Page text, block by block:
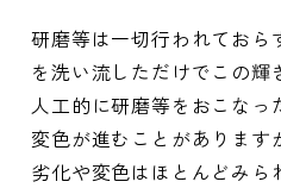
研磨等は一切行われておら
を洗い流しただけでこの輝
人工的に研磨等をおこな
変色が進むことがあります
劣化や変色はほとんどみら